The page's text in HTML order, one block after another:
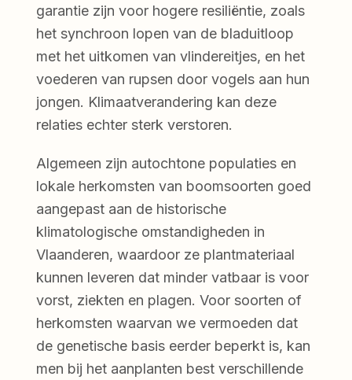
garantie zijn voor hogere resiliëntie, zoals
het synchroon lopen van de bladuitloop
met het uitkomen van vlindereitjes, en het
voederen van rupsen door vogels aan hun
jongen. Klimaatverandering kan deze
relaties echter sterk verstoren.
Algemeen zijn autochtone populaties en
lokale herkomsten van boomsoorten goed
aangepast aan de historische
klimatologische omstandigheden in
Vlaanderen, waardoor ze plantmateriaal
kunnen leveren dat minder vatbaar is voor
vorst, ziekten en plagen. Voor soorten of
herkomsten waarvan we vermoeden dat
de genetische basis eerder beperkt is, kan
men bij het aanplanten best verschillende